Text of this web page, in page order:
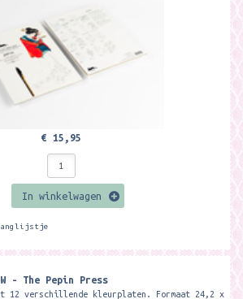
€ 15,95
In winkelwagen
- The Pepin Press
12 verschillende kleurplaten. Formaat 24,2 x